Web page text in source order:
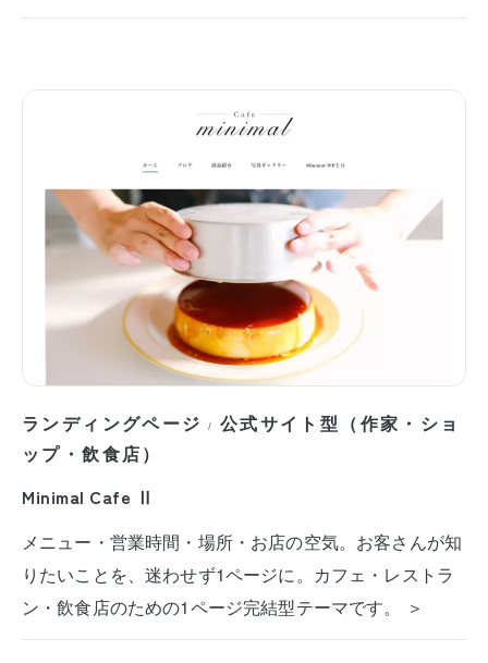
ランディングページ / 公式サイト型（作家・ショ
ップ・飲食店）
Minimal Cafe Ⅱ
メニュー・営業時間・場所・お店の空気。お客さんが知
りたいことを、迷わせず1ページに。カフェ・レストラ
ン・飲食店のための1ページ完結型テーマです。 ＞